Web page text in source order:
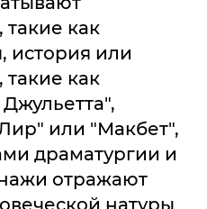
как
история или
как
или "Макбет",
драматургии и
отражают
натуры